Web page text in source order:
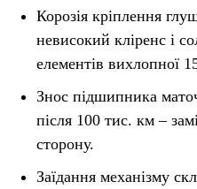
Корозія кріплення
невисокий кліренс і
елементів вихлопної
Знос підшипника
після 100 тис. км –
сторону.
Заїдання механізму